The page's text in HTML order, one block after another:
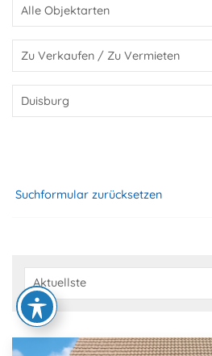
Suchformular zurücksetzen